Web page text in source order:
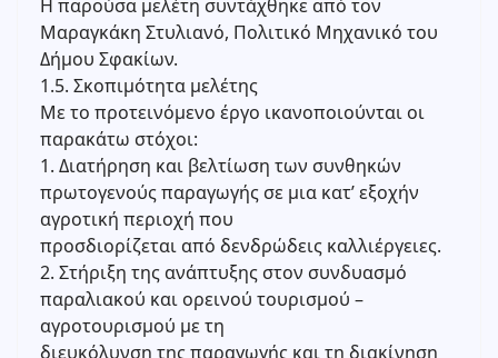
Η παρούσα μελέτη συντάχθηκε από τον
Μαραγκάκη Στυλιανό, Πολιτικό Μηχανικό του
Δήμου Σφακίων.
1.5. Σκοπιμότητα μελέτης
Με το προτεινόμενο έργο ικανοποιούνται οι
παρακάτω στόχοι:
1. Διατήρηση και βελτίωση των συνθηκών
πρωτογενούς παραγωγής σε μια κατ’ εξοχήν
αγροτική περιοχή που
προσδιορίζεται από δενδρώδεις καλλιέργειες.
2. Στήριξη της ανάπτυξης στον συνδυασμό
παραλιακού και ορεινού τουρισμού –
αγροτουρισμού με τη
διευκόλυνση της παραγωγής και τη διακίνηση